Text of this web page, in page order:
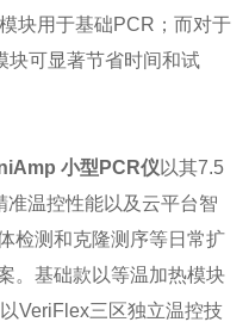
块用于基础PCR；而对于
块可显著节省时间和试
小型PCR仪 以其7.5
准温控性能以及云平台智
检测和克隆测序等日常扩
。基础款以等温加热模块
VeriFlex三区独立温控技